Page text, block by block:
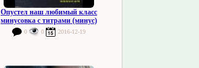
Опустел наш любимый класс
минусовка с титрами (минус)
0 0 2016-12-19